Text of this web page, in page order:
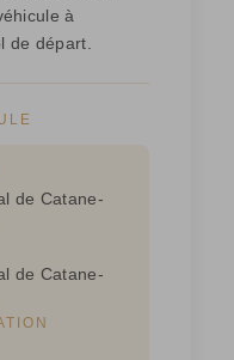
à
de départ.
de Catane-
de Catane-